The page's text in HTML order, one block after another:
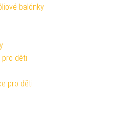
balónky
pro děti
pro děti